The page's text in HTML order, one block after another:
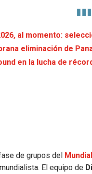
al momento:
eliminación de
en la lucha de
de grupos del
El equipo de